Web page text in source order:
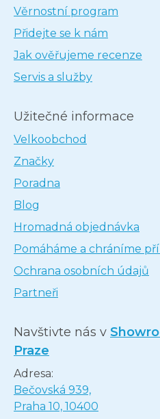
Věrnostní program
Přidejte se k nám
Jak ověřujeme recenze
Servis a služby
Užitečné informace
Velkoobchod
Značky
Poradna
Blog
Hromadná objednávka
Pomáháme a chráníme
Ochrana osobních údajů
Partneři
Navštivte nás v
Praze
Adresa:
Bečovská 939,
Praha 10, 10400